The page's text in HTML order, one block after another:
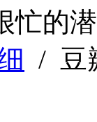
忙的
/ 豆